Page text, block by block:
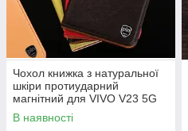
Чохол книжка з натуральної
шкіри протиударний
магнітний для VIVO V23 5G
"CLASIC"
В наявності